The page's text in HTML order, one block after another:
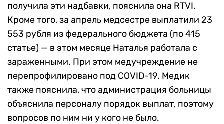
получила эти надбавки, пояснила она RTVI.
Кроме того, за апрель медсестре выплатили 23
553 рубля из федерального бюджета (по 415
статье) — в этом месяце Наталья работала с
зараженными. При этом медучреждение не
перепрофилировано под COVID-19. Медик
также пояснила, что администрация больницы
объяснила персоналу порядок выплат, поэтому
вопросов по ним ни у кого не было.